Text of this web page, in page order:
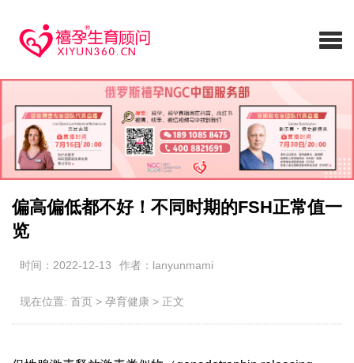
偏高偏低都不好！不同时期的FSH正常值一
览
时间：2022-12-13 作者：lanyunmami
现在位置: 首页 > 孕育健康 > 正文